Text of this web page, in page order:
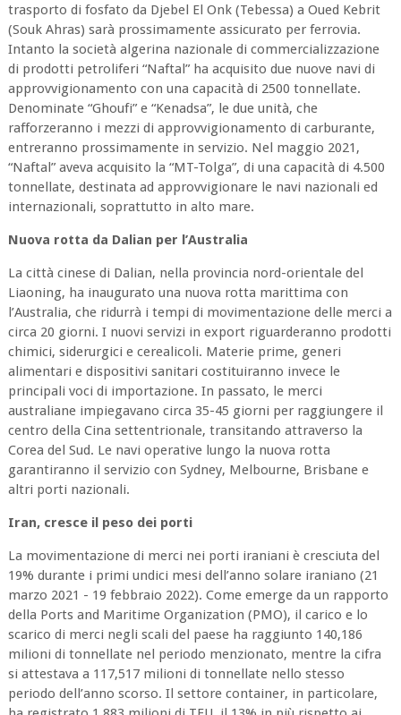
trasporto di fosfato da Djebel El Onk (Tebessa) a Oued Kebrit
(Souk Ahras) sarà prossimamente assicurato per ferrovia.
Intanto la società algerina nazionale di commercializzazione
di prodotti petroliferi “Naftal” ha acquisito due nuove navi di
approvvigionamento con una capacità di 2500 tonnellate.
Denominate “Ghoufi” e “Kenadsa”, le due unità, che
rafforzeranno i mezzi di approvvigionamento di carburante,
entreranno prossimamente in servizio. Nel maggio 2021,
“Naftal” aveva acquisito la “MT-Tolga”, di una capacità di 4.500
tonnellate, destinata ad approvvigionare le navi nazionali ed
internazionali, soprattutto in alto mare.
Nuova rotta da Dalian per l’Australia
La città cinese di Dalian, nella provincia nord-orientale del
Liaoning, ha inaugurato una nuova rotta marittima con
l’Australia, che ridurrà i tempi di movimentazione delle merci a
circa 20 giorni. I nuovi servizi in export riguarderanno prodotti
chimici, siderurgici e cerealicoli. Materie prime, generi
alimentari e dispositivi sanitari costituiranno invece le
principali voci di importazione. In passato, le merci
australiane impiegavano circa 35-45 giorni per raggiungere il
centro della Cina settentrionale, transitando attraverso la
Corea del Sud. Le navi operative lungo la nuova rotta
garantiranno il servizio con Sydney, Melbourne, Brisbane e
altri porti nazionali.
Iran, cresce il peso dei porti
La movimentazione di merci nei porti iraniani è cresciuta del
19% durante i primi undici mesi dell’anno solare iraniano (21
marzo 2021 - 19 febbraio 2022). Come emerge da un rapporto
della Ports and Maritime Organization (PMO), il carico e lo
scarico di merci negli scali del paese ha raggiunto 140,186
milioni di tonnellate nel periodo menzionato, mentre la cifra
si attestava a 117,517 milioni di tonnellate nello stesso
periodo dell’anno scorso. Il settore container, in particolare,